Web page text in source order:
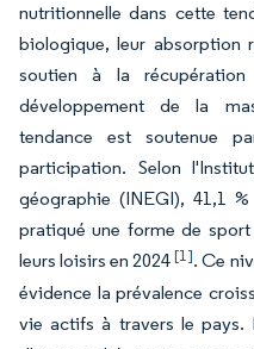
nutritionnelle dans cette
biologique, leur absorption
soutien à la
développement de la
tendance est soutenue
participation. Selon
géographie (INEGI), 41,1
pratiqué une forme de
leurs loisirs en 2024[1]. Ce
évidence la prévalence
vie actifs à travers le pays.